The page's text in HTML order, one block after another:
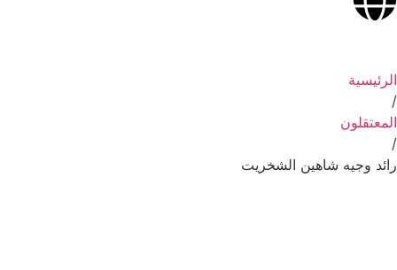
الرئيسية
/
المعتقلون
/
رائد وجيه شاهين الشخريت